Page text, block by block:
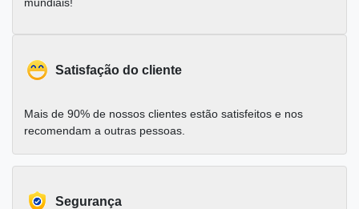
Satisfação do cliente
Mais de 90% de nossos clientes estão satisfeitos e nos
recomendam a outras pessoas.
Segurança